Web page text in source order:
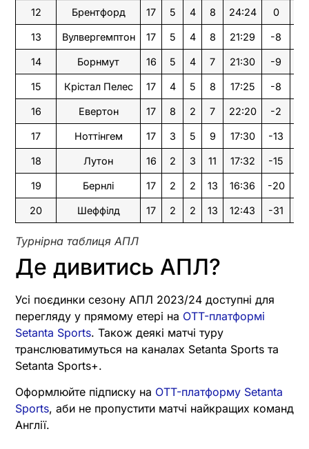
12 Брентфорд 17 5 4 8 24:24 0
13 Вулвергемптон 17 5 4 8 21:29 -8
14 Борнмут 16 5 4 7 21:30 -9
15 Крістал Пелес 17 4 5 8 17:25 -8
16 Евертон 17 8 2 7 22:20 -2
17 Ноттінгем 17 3 5 9 17:30 -13
18 Лутон 16 2 3 11 17:32 -15
19 Бернлі 17 2 2 13 16:36 -20
20 Шеффілд 17 2 2 13 12:43 -31
Турнірна таблиця АПЛ
Де дивитись АПЛ?
Усі поєдинки сезону АПЛ 2023/24 доступні для
перегляду у прямому етері на OTT-платформі
Setanta Sports. Також деякі матчі туру
транслюватимуться на каналах Setanta Sports та
Setanta Sports+.
Оформлюйте підписку на OTT-платформу Setanta
Sports, аби не пропустити матчі найкращих команд
Англії.